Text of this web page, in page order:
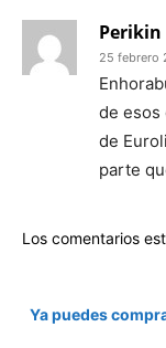
Perikin
25 febrero
de esos
de
parte
Los comentarios
Ya puedes